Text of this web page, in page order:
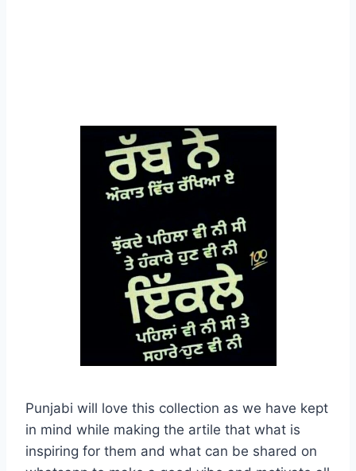
Punjabi will love this collection as we have kept
in mind while making the artile that what is
inspiring for them and what can be shared on